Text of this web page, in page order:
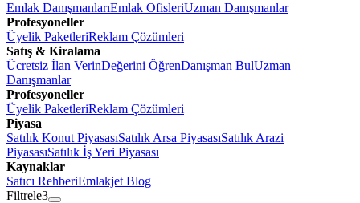
Emlak DanışmanlarıEmlak OfisleriUzman Danışmanlar
Profesyoneller
Üyelik PaketleriReklam Çözümleri
Satış & Kiralama
Ücretsiz İlan VerinDeğerini ÖğrenDanışman BulUzman
Danışmanlar
Profesyoneller
Üyelik PaketleriReklam Çözümleri
Piyasa
Satılık Konut PiyasasıSatılık Arsa PiyasasıSatılık Arazi
PiyasasıSatılık İş Yeri Piyasası
Kaynaklar
Satıcı RehberiEmlakjet Blog
Filtrele3